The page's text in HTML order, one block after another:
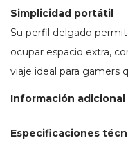
Simplicidad portátil
Su perfil delgado
ocupar espacio extra,
viaje ideal para gamers
Información adicional
Especificaciones